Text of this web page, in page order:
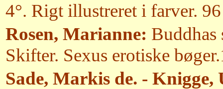
4°. Rigt illustreret i farver.
Rosen, Marianne:
Skifter. Sexus erotiske
Sade, Markis de. -